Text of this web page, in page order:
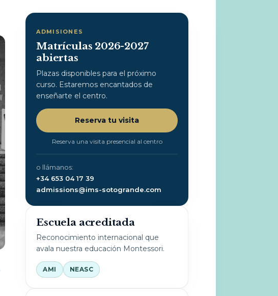
ADMISIONES
Matrículas 2026-2027
abiertas
Plazas disponibles para el próximo
curso. Estaremos encantados de
enseñarte el centro.
Reserva tu visita
Reserva una visita presencial al centro
o llámanos:
+34 653 04 17 39
admissions@ims-sotogrande.com
Escuela acreditada
Reconocimiento internacional que
avala nuestra educación Montessori.
AMI NEASC